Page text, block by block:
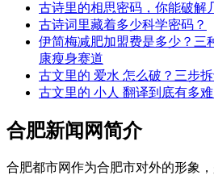
古诗里的相思密码，你能破解
古诗词里藏着多少科学密码？
伊简梅减肥加盟费是多少？三
康瘦身赛道
古文里的 爱水 怎么破？三步
古文里的 小人 翻译到底有多难
合肥新闻网简介
合肥都市网作为合肥市对外的形象